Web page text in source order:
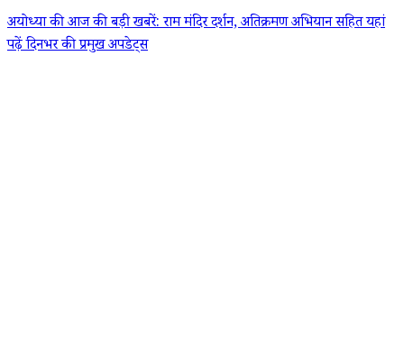
अयोध्या की आज की बड़ी खबरें: राम मंदिर दर्शन, अतिक्रमण अभियान सहित यहां
पढ़ें दिनभर की प्रमुख अपडेट्स